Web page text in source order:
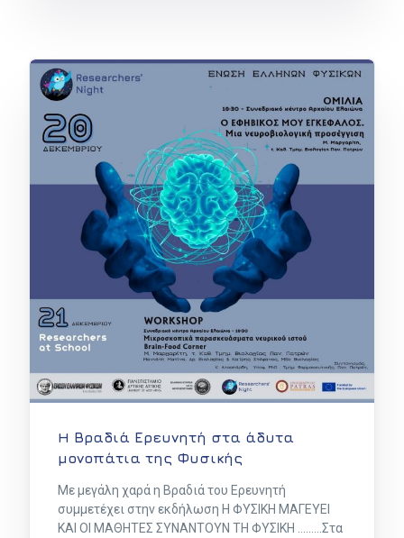
H Βραδιά Ερευνητή στα άδυτα
μονοπάτια της Φυσικής
Με μεγάλη χαρά η Βραδιά του Ερευνητή
συμμετέχει στην εκδήλωση Η ΦΥΣΙΚΗ ΜΑΓΕΥΕΙ
ΚΑΙ ΟΙ ΜΑΘΗΤΕΣ ΣΥΝΑΝΤΟΥΝ ΤΗ ΦΥΣΙΚΗ …..….Στα